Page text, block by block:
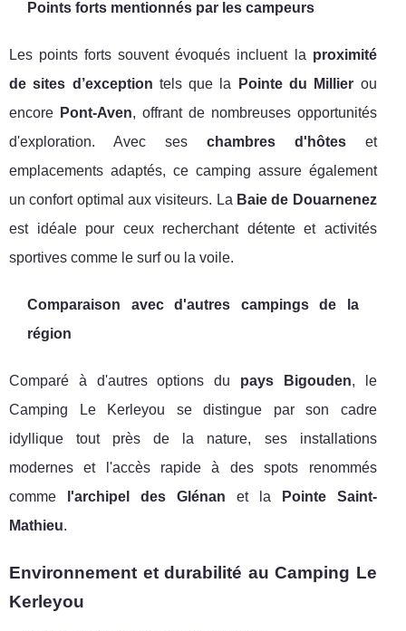
Points forts mentionnés par les campeurs
Les points forts souvent évoqués incluent la proximité
de sites d’exception tels que la Pointe du Millier ou
encore Pont-Aven, offrant de nombreuses opportunités
d'exploration. Avec ses chambres d'hôteset
emplacements adaptés, ce camping assure également
un confort optimal aux visiteurs. La Baie de Douarnenez
est idéale pour ceux recherchant détente et activités
sportives comme le surf ou la voile.
Comparaison avec d'autres campings de la
région
Comparé à d'autres options du pays Bigouden, le
Camping Le Kerleyou se distingue par son cadre
idyllique tout près de la nature, ses installations
modernes et l'accès rapide à des spots renommés
comme
l'archipel des Glénan et la
Pointe Saint-
Mathieu.
Environnement et durabilité au Camping Le
Kerleyou